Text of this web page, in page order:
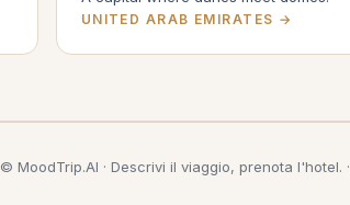
UNITED ARAB EMIRATES →
© MoodTrip.AI · Descrivi il viaggio, prenota l'hotel. ·